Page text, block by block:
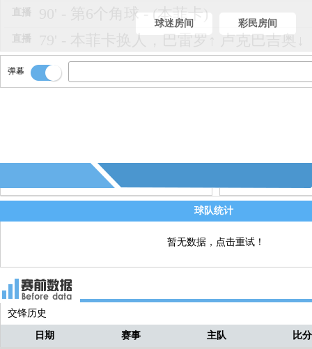
直播 90' - 第6个角球 - (本菲卡)
直播 79' - 本菲卡换人，巴雷罗↑ 卢克巴吉奥↓
直播 77' - 第4张黄牌 - 瓦雷拉(波尔图)
75' - 波尔图换人，居尔↑ 奥莫罗迪翁↓
球迷房间 彩民房间
弹幕
球队统计
暂无数据，点击重试！
交锋历史
日期 赛事 主队 比分